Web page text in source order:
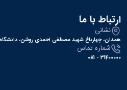
ارتباط با ما
نشانی
همدان، چهارباغ شهید مصطفی احمدی روشن،
شماره تماس
31400000 - 081